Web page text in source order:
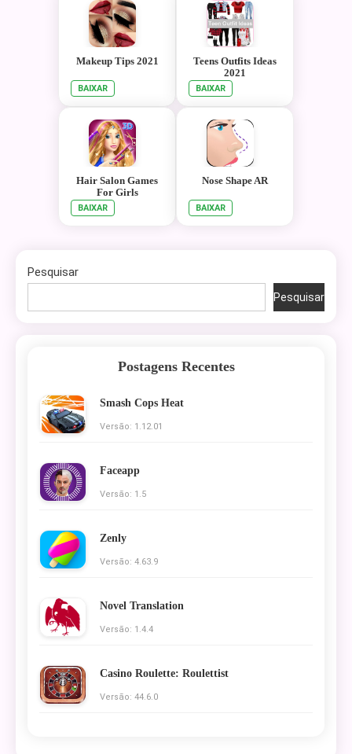
Makeup Tips 2021
BAIXAR
Teens Outfits Ideas
2021
BAIXAR
Hair Salon Games
For Girls
BAIXAR
Nose Shape AR
BAIXAR
Pesquisar
Pesquisar
Postagens Recentes
Smash Cops Heat
Versão: 1.12.01
Faceapp
Versão: 1.5
Zenly
Versão: 4.63.9
Novel Translation
Versão: 1.4.4
Casino Roulette: Roulettist
Versão: 44.6.0